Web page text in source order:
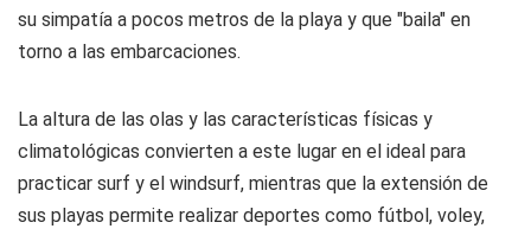
su simpatía a pocos metros de la playa y que "baila" en
torno a las embarcaciones.
La altura de las olas y las características físicas y
climatológicas convierten a este lugar en el ideal para
practicar surf y el windsurf, mientras que la extensión de
sus playas permite realizar deportes como fútbol, voley,